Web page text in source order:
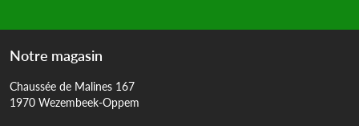
Notre magasin
Chaussée de Malines 167
1970 Wezembeek-Oppem